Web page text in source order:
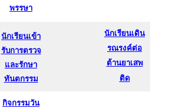
พรรษา
นักเรียนเข้า
รับการตรวจ
และรักษา
ทันตกรรม
นักเรียนเดิน
รณรงค์ต่อ
ต้านยาเสพ
ติด
กิจกรรมวัน